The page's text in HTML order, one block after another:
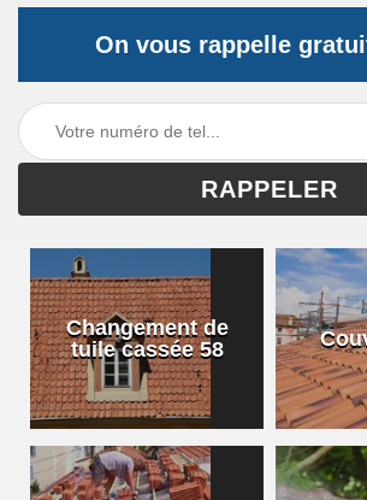
On vous rappelle
Changement de
tuile cassée 58